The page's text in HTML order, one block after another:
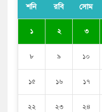
শনি রবি সোম
১ ২ ৩
৮ ৯ ১০
১৫ ১৬ ১৭
২২ ২৩ ২৪